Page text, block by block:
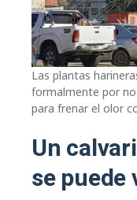
Las plantas
formalmente por
para frenar el olor
Un
se puede